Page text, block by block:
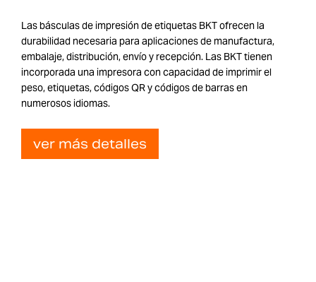
Las básculas de impresión de etiquetas BKT ofrecen la
durabilidad necesaria para aplicaciones de manufactura,
embalaje, distribución, envío y recepción. Las BKT tienen
incorporada una impresora con capacidad de imprimir el
peso, etiquetas, códigos QR y códigos de barras en
numerosos idiomas.
ver más detalles